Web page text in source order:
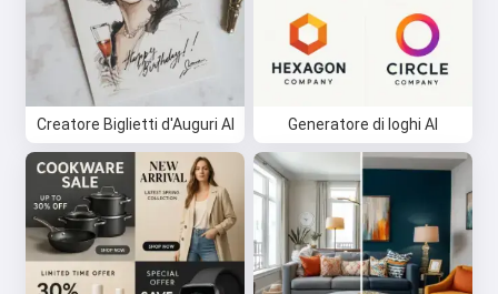
Creatore Biglietti d'Auguri AI Generatore di loghi AI